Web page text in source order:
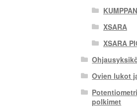
XSARA
XSARA
Ovien lukot
polkimet